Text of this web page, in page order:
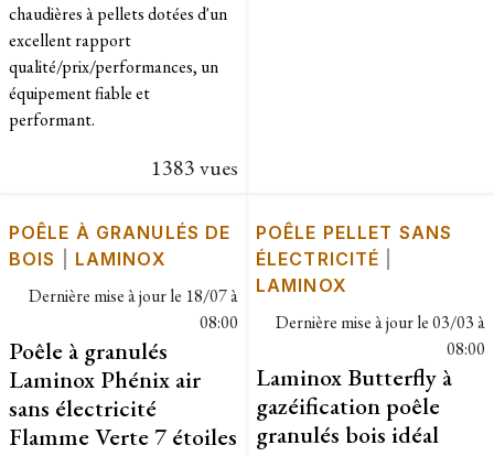
chaudières à pellets dotées d'un
excellent rapport
qualité/prix/performances, un
équipement fiable et
performant.
1383 vues
POÊLE À GRANULÉS DE
BOIS
LAMINOX
Dernière mise à jour le 18/07 à
08:00
Poêle à granulés
Laminox Phénix air
sans électricité
Flamme Verte 7 étoiles
POÊLE PELLET SANS
ÉLECTRICITÉ
LAMINOX
Dernière mise à jour le03/03 à
08:00
Laminox Butterfly à
gazéification poêle
granulés bois idéal